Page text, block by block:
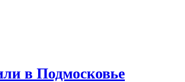
в Подмосковье